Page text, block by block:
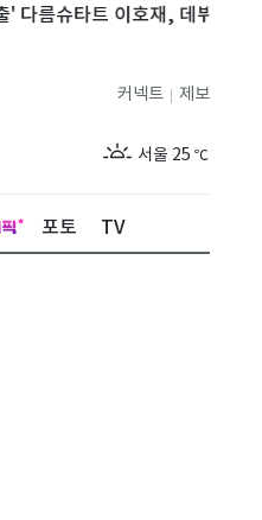
타트 이호재, 데뷔전 골 맛
제보
커넥트
서울 25 ℃
포토 TV